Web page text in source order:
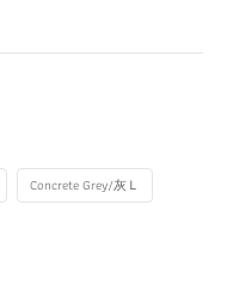
Concrete Grey/灰Ｌ